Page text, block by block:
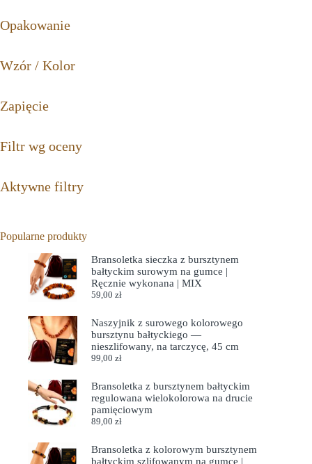
Opakowanie
Wzór / Kolor
Zapięcie
Filtr wg oceny
Aktywne filtry
Popularne produkty
Bransoletka sieczka z bursztynem
bałtyckim surowym na gumce |
Ręcznie wykonana | MIX
59,00 zł
Naszyjnik z surowego kolorowego
bursztynu bałtyckiego —
nieszlifowany, na tarczycę, 45 cm
99,00 zł
Bransoletka z bursztynem bałtyckim
regulowana wielokolorowa na drucie
pamięciowym
89,00 zł
Bransoletka z kolorowym bursztynem
bałtyckim szlifowanym na gumce |